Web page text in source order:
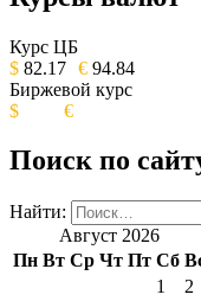
ИЗДАНИЕ
Курс ЦБ
$ 82.17 € 94.84
Биржевой курс
$
€
Поиск по
Найти:
Август 2026
Пн Вт Ср Чт Пт Сб
1
2